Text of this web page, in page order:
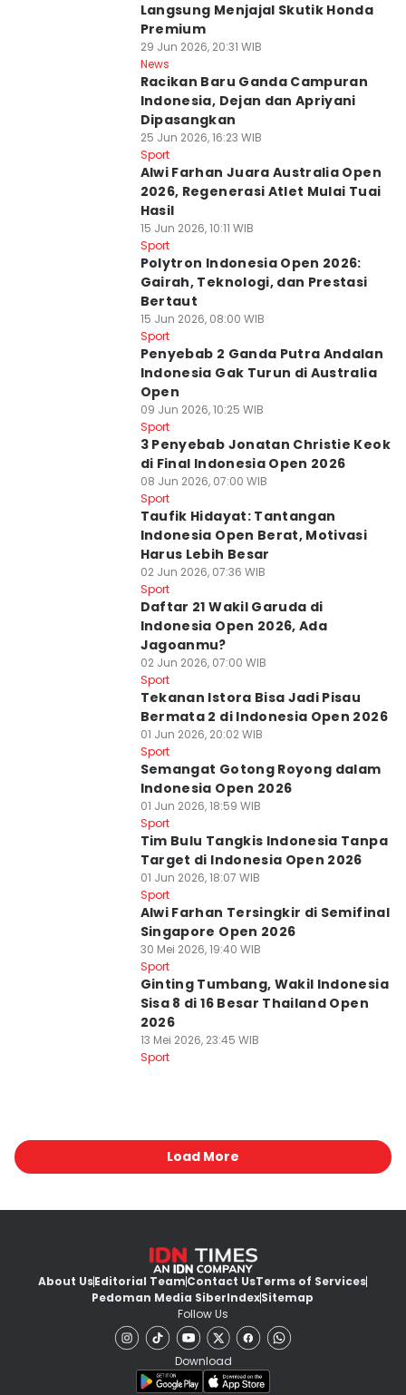
Langsung Menjajal Skutik Honda
Premium
29 Jun 2026, 20:31 WIB
News
Racikan Baru Ganda Campuran
Indonesia, Dejan dan Apriyani
Dipasangkan
25 Jun 2026, 16:23 WIB
Sport
Alwi Farhan Juara Australia Open
2026, Regenerasi Atlet Mulai Tuai
Hasil
15 Jun 2026, 10:11 WIB
Sport
Polytron Indonesia Open 2026:
Gairah, Teknologi, dan Prestasi
Bertaut
15 Jun 2026, 08:00 WIB
Sport
Penyebab 2 Ganda Putra Andalan
Indonesia Gak Turun di Australia
Open
09 Jun 2026, 10:25 WIB
Sport
3 Penyebab Jonatan Christie Keok
di Final Indonesia Open 2026
08 Jun 2026, 07:00 WIB
Sport
Taufik Hidayat: Tantangan
Indonesia Open Berat, Motivasi
Harus Lebih Besar
02 Jun 2026, 07:36 WIB
Sport
Daftar 21 Wakil Garuda di
Indonesia Open 2026, Ada
Jagoanmu?
02 Jun 2026, 07:00 WIB
Sport
Tekanan Istora Bisa Jadi Pisau
Bermata 2 di Indonesia Open 2026
01 Jun 2026, 20:02 WIB
Sport
Semangat Gotong Royong dalam
Indonesia Open 2026
01 Jun 2026, 18:59 WIB
Sport
Tim Bulu Tangkis Indonesia Tanpa
Target di Indonesia Open 2026
01 Jun 2026, 18:07 WIB
Sport
Alwi Farhan Tersingkir di Semifinal
Singapore Open 2026
30 Mei 2026, 19:40 WIB
Sport
Ginting Tumbang, Wakil Indonesia
Sisa 8 di 16 Besar Thailand Open
2026
13 Mei 2026, 23:45 WIB
Sport
Load More
About UsEditorial TeamContact UsTerms of Services
Pedoman Media SiberIndexSitemap
Follow Us
Download